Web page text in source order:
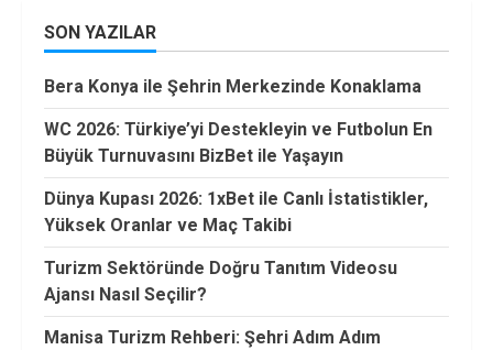
SON YAZILAR
Bera Konya ile Şehrin Merkezinde Konaklama
WC 2026: Türkiye’yi Destekleyin ve Futbolun En
Büyük Turnuvasını BizBet ile Yaşayın
Dünya Kupası 2026: 1xBet ile Canlı İstatistikler,
Yüksek Oranlar ve Maç Takibi
Turizm Sektöründe Doğru Tanıtım Videosu
Ajansı Nasıl Seçilir?
Manisa Turizm Rehberi: Şehri Adım Adım